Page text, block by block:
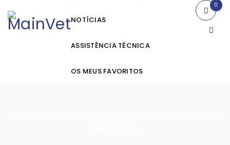
NOTÍCIAS
ASSISTÊNCIA TÉCNICA
OS MEUS FAVORITOS
0